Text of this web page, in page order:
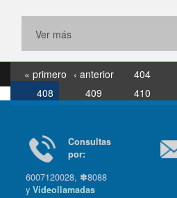
Ver más
« primero ‹ anterior 404
408
409 410
Consultas
por:
6007120028, ✽8088
yVideollamadas